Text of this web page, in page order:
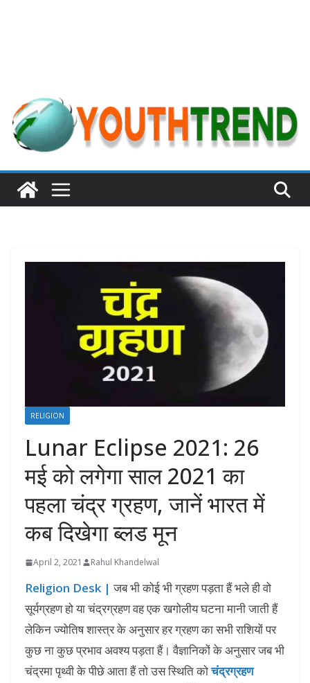
RELIGION
Lunar Eclipse 2021: 26
मई को लगेगा साल 2021 का
पहला चंद्र ग्रहण, जानें भारत में
कब दिखेगा ब्लड मून
April 2, 2021 Rahul Khandelwal
Religion Desk | जब भी कोई भी ग्रहण पड़ता हैं भले ही वो
सूर्यग्रहण हो या चंद्रग्रहण वह एक खगोलीय घटना मानी जाती हैं
लेकिन ज्योतिष शास्त्र के अनुसार हर ग्रहण का सभी राशियों पर
कुछ ना कुछ प्रभाव अवश्य पड़ता हैं। वैज्ञानिकों के अनुसार जब भी
चंद्रमा पृथ्वी के पीछे आता हैं तो उस स्थिति कोचंद्रग्रहण